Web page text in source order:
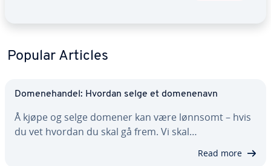
Popular Articles
Domenehandel: Hvordan selge et domenenavn
Å kjøpe og selge domener kan være lønnsomt – hvis
du vet hvordan du skal gå frem. Vi skal…
Read more